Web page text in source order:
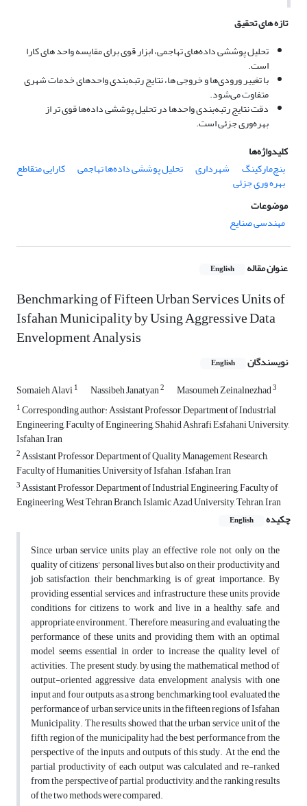
تازه های تحقیق
تحلیل پوششی داده‌های تهاجمی، ابزار قوی برای مقایسه واحد های کارا
است.
با تغییر ورودی‌ها و خروجی ها، نتایج رتبه‌بندی واحدهای خدمات شهری
متفاوت می‌شود.
دقت نتایج رتبه‌بندی واحدها در تحلیل پوششی داده‌ها قوی تر از
بهره‌وری جزئی است.
کلیدواژه‌ها
بنچ‌مارکینگ
شهرداری تحلیل پوششی داده‌ها تهاجمی کارایی متقاطع
بهره وری جزئی
موضوعات
مهندسی صنایع
عنوان مقاله English
Benchmarking of Fifteen Urban Services Units of
Isfahan Municipality by Using Aggressive Data
Envelopment Analysis
نویسندگان English
Somaieh Alavi1 Nassibeh Janatyan2 Masoumeh Zeinalnezhad3
1Corresponding author: Assistant Professor, Department of Industrial
Engineering, Faculty of Engineering, Shahid Ashrafi Esfahani University,
Isfahan, Iran
2Assistant Professor, Department of Quality Management Research,
Faculty of Humanities, University of Isfahan , Isfahan, Iran
3Assistant Professor, Department of Industrial Engineering, Faculty of
Engineering, West Tehran Branch, Islamic Azad University, Tehran, Iran
چکیده
English
Since urban service units play an effective role not only on the
quality of citizens' personal lives but also on their productivity and
job satisfaction, their benchmarking is of great importance. By
providing essential services and infrastructure, these units provide
conditions for citizens to work and live in a healthy, safe, and
appropriate environment. Therefore, measuring and evaluating the
performance of these units and providing them with an optimal
model seems essential in order to increase the quality level of
activities. The present study, by using the mathematical method of
output-oriented aggressive data envelopment analysis with one
input and four outputs as a strong benchmarking tool, evaluated the
performance of urban service units in the fifteen regions of Isfahan
Municipality. The results showed that the urban service unit of the
fifth region of the municipality had the best performance from the
perspective of the inputs and outputs of this study. At the end, the
partial productivity of each output was calculated and re-ranked
from the perspective of partial productivity, and the ranking results
of the two methods were compared.